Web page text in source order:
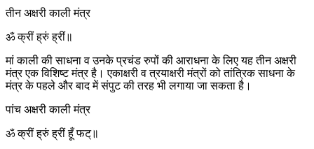
तीन अक्षरी काली मंत्र
ॐ क्रीं ह्रुं ह्रीं॥
मां काली की साधना व उनके प्रचंड रुपों की आराधना के लिए यह तीन अक्षरी
मंत्र एक विशिष्ट मंत्र है। एकाक्षरी व त्रयाक्षरी मंत्रों को तांत्रिक साधना के
मंत्र के पहले और बाद में संपुट की तरह भी लगाया जा सकता है।
पांच अक्षरी काली मंत्र
ॐ क्रीं ह्रुं ह्रीं हूँ फट्॥